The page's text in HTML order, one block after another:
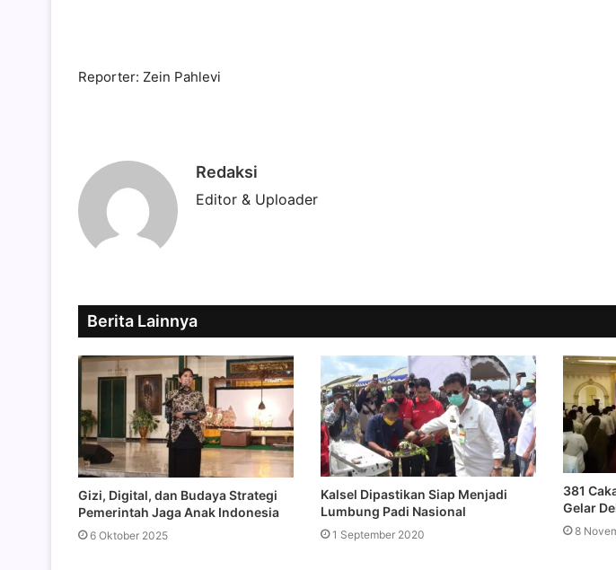
Reporter: Zein Pahlevi
Redaksi
Editor & Uploader
Berita Lainnya
Gizi, Digital, dan Budaya Strategi
Pemerintah Jaga Anak Indonesia
6 Oktober 2025
Kalsel Dipastikan Siap Menjadi
Lumbung Padi Nasional
1 September 2020
381
Gelar
8